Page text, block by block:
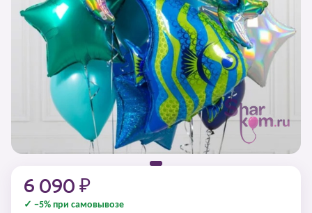
6 090 ₽
✓ −5% при самовывозе